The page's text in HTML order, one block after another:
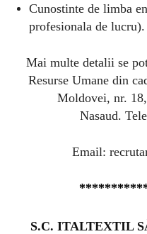
Cunostinte de limba
profesionala de lucru).
Mai multe detalii se
Resurse Umane din
Moldovei, nr.
Nasaud.
Email:
S.C. ITALTEXTIL